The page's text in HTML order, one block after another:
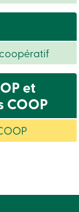
et
COOP